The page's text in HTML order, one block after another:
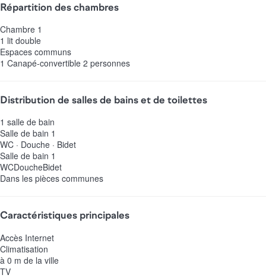
Répartition des chambres
Chambre 1
1 lit double
Espaces communs
1 Canapé-convertible 2 personnes
Distribution de salles de bains et de toilettes
1 salle de bain
Salle de bain 1
WC · Douche · Bidet
Salle de bain 1
WCDoucheBidet
Dans les pièces communes
Caractéristiques principales
Accès Internet
Climatisation
à 0 m de la ville
TV